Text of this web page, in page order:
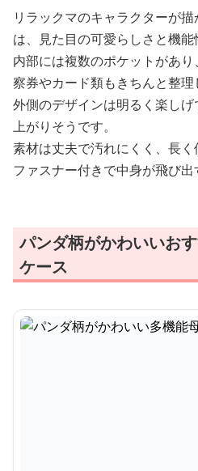
リラックマのキャラクターが
は、見た目の可愛らしさと機能
内部には複数のポケットがあ
察券やカード類もきちんと整理
外側のデザインは明るく楽し
上がりそうです。
素材は丈夫で汚れにくく、長く
ファスナー付きで中身が飛び出
パンダ柄がかわいいお
ケース